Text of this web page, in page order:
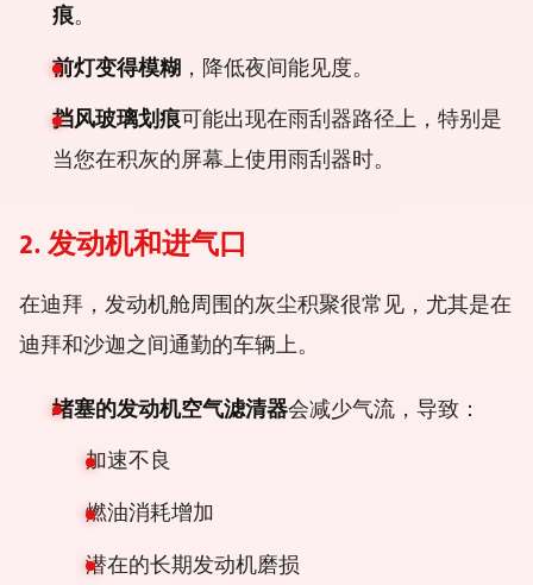
痕。
前灯变得模糊 ，降低夜间能见度。
挡风玻璃划痕可能出现在雨刮器路径上，特别是
当您在积灰的屏幕上使用雨刮器时。
2. 发动机和进气口
在迪拜，发动机舱周围的灰尘积聚很常见，尤其是在
迪拜和沙迦之间通勤的车辆上。
堵塞的发动机空气滤清器会减少气流，导致：
加速不良
燃油消耗增加
潜在的长期发动机磨损